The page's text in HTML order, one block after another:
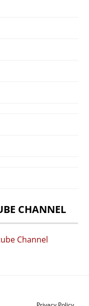
CHANNEL
Channel